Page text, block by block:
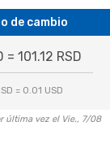
de cambio
= 101.12 RSD
= 0.01 USD
última vez el Vie., 7/08